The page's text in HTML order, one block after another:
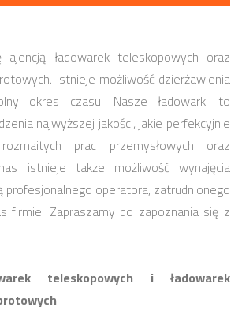
ajencją ładowarek teleskopowych oraz
Istnieje możliwość dzierżawienia
okres czasu. Nasze ładowarki to
najwyższej jakości, jakie perfekcyjnie
prac przemysłowych oraz
istnieje także możliwość wynajęcia
profesjonalnego operatora, zatrudnionego
firmie. Zapraszamy do zapoznania się z
teleskopowych i ładowarek